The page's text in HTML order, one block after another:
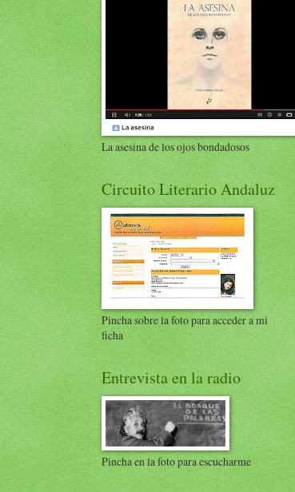
La asesina de los ojos bondadosos
Circuito Literario Andaluz
Pincha sobre la foto para acceder a mi
ficha
Entrevista en la radio
Pincha en la foto para escucharme